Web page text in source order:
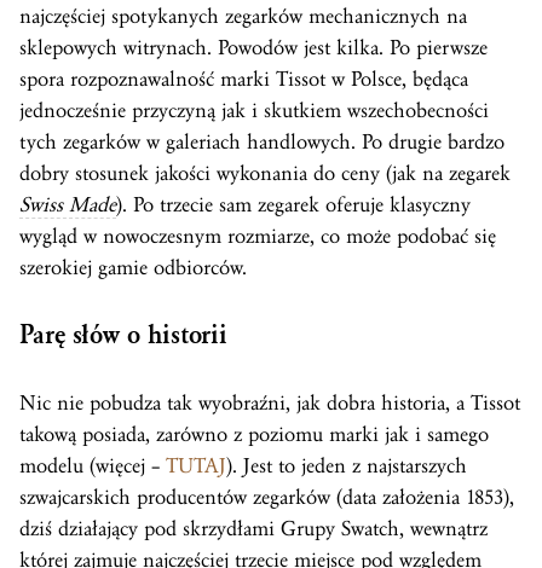
najczęściej spotykanych zegarków mechanicznych na
sklepowych witrynach. Powodów jest kilka. Po pierwsze
spora rozpoznawalność marki Tissot w Polsce, będąca
jednocześnie przyczyną jak i skutkiem wszechobecności
tych zegarków w galeriach handlowych. Po drugie bardzo
dobry stosunek jakości wykonania do ceny (jak na zegarek
Swiss Made). Po trzecie sam zegarek oferuje klasyczny
wygląd w nowoczesnym rozmiarze, co może podobać się
szerokiej gamie odbiorców.
Parę słów o historii
Nic nie pobudza tak wyobraźni, jak dobra historia, a Tissot
takową posiada, zarówno z poziomu marki jak i samego
modelu (więcej – TUTAJ). Jest to jeden z najstarszych
szwajcarskich producentów zegarków (data założenia 1853),
dziś działający pod skrzydłami Grupy Swatch, wewnątrz
której zajmuje najczęściej trzecie miejsce pod względem